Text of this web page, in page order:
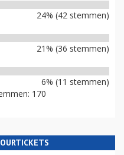
24% (42 stemmen)
21% (36 stemmen)
6% (11 stemmen)
170